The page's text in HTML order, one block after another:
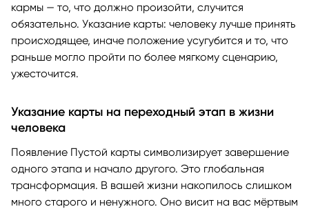
кармы — то, что должно произойти, случится
обязательно. Указание карты: человеку лучше принять
происходящее, иначе положение усугубится и то, что
раньше могло пройти по более мягкому сценарию,
ужесточится.
Указание карты на переходный этап в жизни
человека
Появление Пустой карты символизирует завершение
одного этапа и начало другого. Это глобальная
трансформация. В вашей жизни накопилось слишком
много старого и ненужного. Оно висит на вас мёртвым